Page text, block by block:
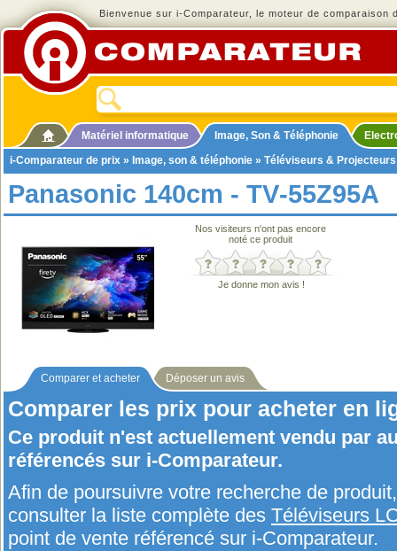
Bienvenue sur i-Comparateur, le moteur de comparaison
Matériel informatique Image, Son & Téléphonie
i-Comparateur de prix » Image, son & téléphonie » Téléviseurs & Projecteurs
Panasonic 140cm - TV‑55Z95A
Nos visiteurs n'ont pas encore
noté ce produit
Je donne mon avis !
Comparer et acheter Déposer un avis
Comparer les prix pour acheter en
Ce produit n'est actuellement vendu par
référencés sur i-Comparateur.
Afin de poursuivre votre recherche de
consulter la liste complète des Téléviseurs
point de vente référencé sur i-Comparateur.